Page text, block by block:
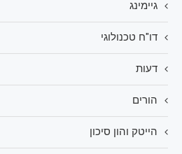
גיימינג
דו"ח טכנולוגי
דעות
הורים
הייטק והון סיכון